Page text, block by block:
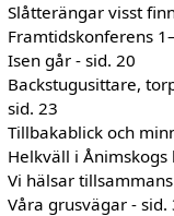
Slåtterängar visst
Framtidskonferens
Isen går - sid. 20
Backstugusittare,
sid. 23
Tillbakablick och
Helkväll i
Vi hälsar
Våra grusvägar - sid.